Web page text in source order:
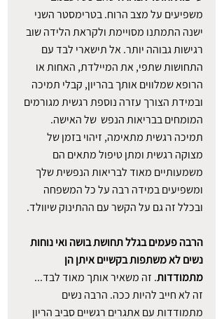
משפיעים על מצב הרוח. בטרימסטר השני
ישנה התמתנו מסויימת ולקראת הלידה שוב
רגישות גבוהה יותר. אל תישארי לבד עם
התחושות שתפי, את המיילדת, האחות או
הרופא שמלווים אותך בהריון, קבלי תמיכה
ובמידת הצורך עזרה נוספת רגשית מגורמים
המומחים בבריאות הנפש  של האישה.
תמיכה רגשית מתאימה, זיהוי בזמן של
מצוקה רגשית ומתן טיפול מתאים הם
משמעותיים מאוד לבריאות הנפשית שלך
ומשפיעים במידה רבה על כל המשפחה
ובכלל זה גם על הקשר עם ההתינוק שיוולד.
הרבה פעמים בגלל תחושת בושה ואי נוחות
נשים לא משתפות בקשיים איתן הן
מתמודדות. זה משאיר אותך מאוד לבד...
זה לא חייב להיות ככה. הרבה נשים
מתמודדות עם אתגרים רגשיים סביב הריון